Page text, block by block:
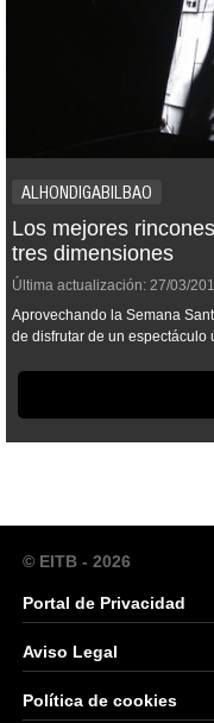
ALHONDIGABILBAO
Los mejores
tres dimensiones
Última actualización: 27/03/
Aprovechando la Semana
de disfrutar de un espectáculo
© EITB - 2026
Portal de Privacidad
Aviso Legal
Política de cookies